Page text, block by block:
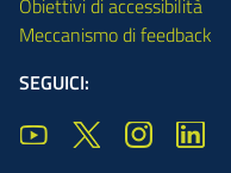
Meccanismo di feedback
SEGUICI: